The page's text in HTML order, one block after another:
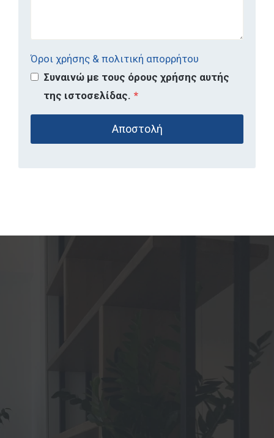
Όροι χρήσης & πολιτική απορρήτου
Συναινώ με τους όρους χρήσης αυτής
της ιστοσελίδας. *
Αποστολή